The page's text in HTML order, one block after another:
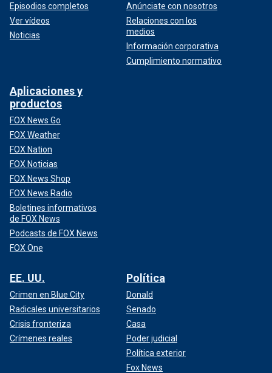
Episodios completos
Ver vídeos
Noticias
Anúnciate con nosotros
Relaciones con los
medios
Información corporativa
Cumplimiento normativo
Aplicaciones y
productos
FOX News Go
FOX Weather
FOX Nation
FOX Noticias
FOX News Shop
FOX News Radio
Boletines informativos
de FOX News
Podcasts de FOX News
FOX One
EE. UU.
Crimen en Blue City
Radicales universitarios
Crisis fronteriza
Crímenes reales
Política
Donald
Senado
Casa
Poder judicial
Política exterior
Fox News